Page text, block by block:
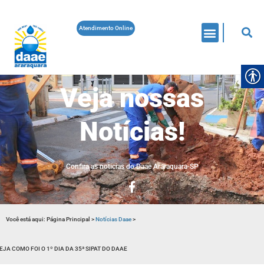
Atendimento Online
Veja nossas
Notícias!
Confira as noticias do Daae Araraquara-SP
Você está aqui: Página Principal >Notícias Daae>
COMO FOI O 1º DIA DA 35ª SIPAT DO DAAE